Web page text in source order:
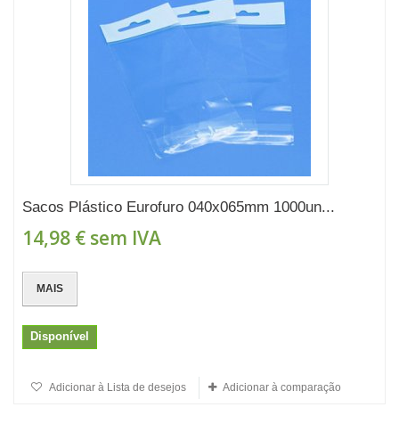
Sacos Plástico Eurofuro 040x065mm 1000un...
14,98 € sem IVA
MAIS
Disponível
Adicionar à Lista de desejos Adicionar à comparação